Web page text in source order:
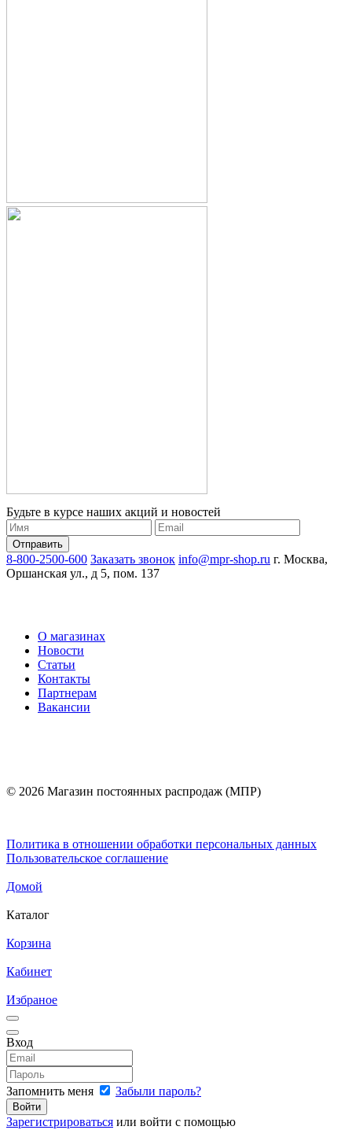
Будьте в курсе наших акций и новостей
8-800-2500-600 Заказать звонок info@mpr-shop.ru г. Москва,
Оршанская ул., д 5, пом. 137
О магазинах
Новости
Статьи
Контакты
Партнерам
Вакансии
© 2026 Магазин постоянных распродаж (МПР)
Политика в отношении обработки персональных данных
Пользовательское соглашение
Домой
Каталог
Корзина
Кабинет
Избраное
Вход
Запомнить меня Забыли пароль?
Зарегистрироваться или войти с помощью